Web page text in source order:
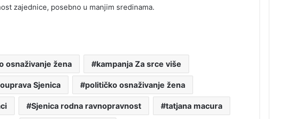
zajednice, posebno u manjim sredinama.
osnaživanje žena kampanja Za srce više
Sjenica političko osnaživanje žena
Sjenica rodna ravnopravnost tatjana macura